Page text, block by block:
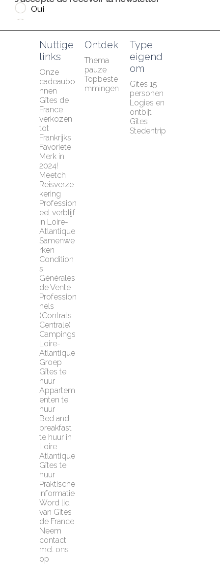
Nuttige
links
Onze
cadeaubo
nnen
Gîtes de
France
verkozen
tot
Frankrijks
Favoriete
Merk in
2024!
Meetch
Reisverze
kering
Profession
eel verblijf
in Loire-
Atlantique
Samenwe
rken
Condition
s
Générales
de Vente
Profession
nels
(Contrats
Centrale)
Campings
Loire-
Atlantique
Groep
Gîtes te
huur
Appartem
enten te
huur
Bed and
breakfast
te huur in
Loire
Atlantique
Gîtes te
huur
Praktische
informatie
Word lid
van Gîtes
de France
Neem
contact
met ons
op
Ontdek
Thema
pauze
Topbeste
mmingen
Type
eigend
om
Gîtes 15
personen
Logies en
ontbijt
Gîtes
Stedentrip